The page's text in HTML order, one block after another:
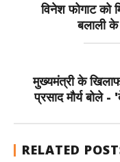
विनेश फोगाट को
बलाली के
मुख्यमंत्री के खिलाफ
प्रसाद मौर्य बोले
RELATED